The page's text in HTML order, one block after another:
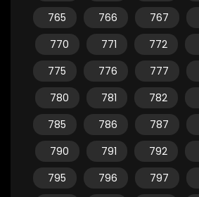
765
766 767
770
771 772
775
776 777
780
781 782
785
786 787
790
791 792
795
796 797